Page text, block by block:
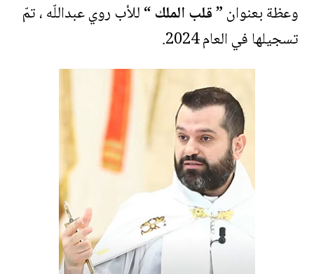
وعظة بعنوان” قلب الملك “للأب روي عبداللّه ، تمّ
تسجيلها في العام 2024.